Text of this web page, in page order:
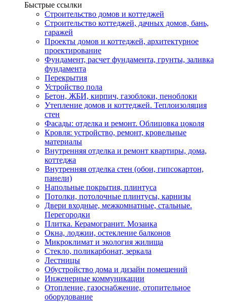
Быстрые ссылки
Строительство домов и коттеджей
Строительство коттеджей, дачных домов, бань,
гаражей
Проекты домов и коттеджей, архитектурное
проектирование
Фундамент, расчет фундамента, грунты, заливка
фундамента
Перекрытия
Устройство пола
Бетон, ЖБИ, кирпич, газоблоки, пеноблоки
Утепление домов и коттеджей. Теплоизоляция
стен
Фасады: отделка и ремонт. Облицовка цоколя
Кровля: устройство, ремонт, кровельные
материалы
Внутренняя отделка и ремонт квартиры, дома,
коттеджа
Внутренняя отделка стен (обои, гипсокартон,
панели)
Напольные покрытия, плинтуса
Потолки, потолочные плинтусы, карнизы
Двери входные, межкомнатные, стальные.
Перегородки
Плитка. Керамогранит. Мозаика
Окна, лоджии, остекление балконов
Микроклимат и экология жилища
Стекло, поликарбонат, зеркала
Лестницы
Обустройство дома и дизайн помещений
Инженерные коммуникации
Отопление, газоснабжение, отопительное
оборудование